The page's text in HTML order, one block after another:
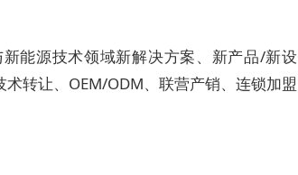
能源技术领域新解决方案、新产品/新设
转让、OEM/ODM、联营产销、连锁加盟